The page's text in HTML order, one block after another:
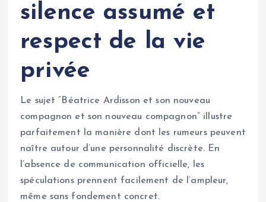
silence assumé et
respect de la vie
privée
Le sujet “Béatrice Ardisson et son nouveau
compagnon et son nouveau compagnon” illustre
parfaitement la manière dont les rumeurs peuvent
naître autour d’une personnalité discrète. En
l’absence de communication officielle, les
spéculations prennent facilement de l’ampleur,
même sans fondement concret.